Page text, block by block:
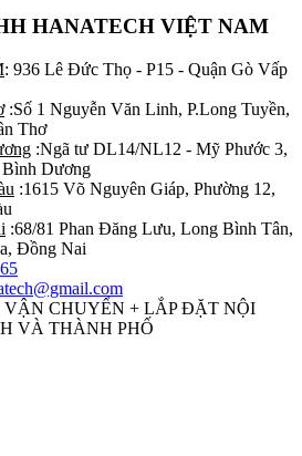
HANATECH VIỆT NAM
: 936 Lê Đức Thọ - P15 - Quận Gò Vấp
:Số 1 Nguyễn Văn Linh, P.Long Tuyền,
Thơ
:Ngã tư DL14/NL12 - Mỹ Phước 3,
Dương
:1615 Võ Nguyên Giáp, Phường 12,
:68/81 Phan Đăng Lưu, Long Bình Tân,
Đồng Nai
VẬN CHUYỂN + LẮP ĐẶT NỘI
VÀ THÀNH PHỐ